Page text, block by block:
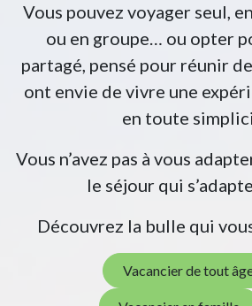
Vous pouvez voyager seul,
ou en groupe… ou opter
partagé, pensé pour réunir
ont envie de vivre une
en toute
Vous n’avez pas à vous
le séjour qui
Découvrez la bulle qui
Vacancier de tout